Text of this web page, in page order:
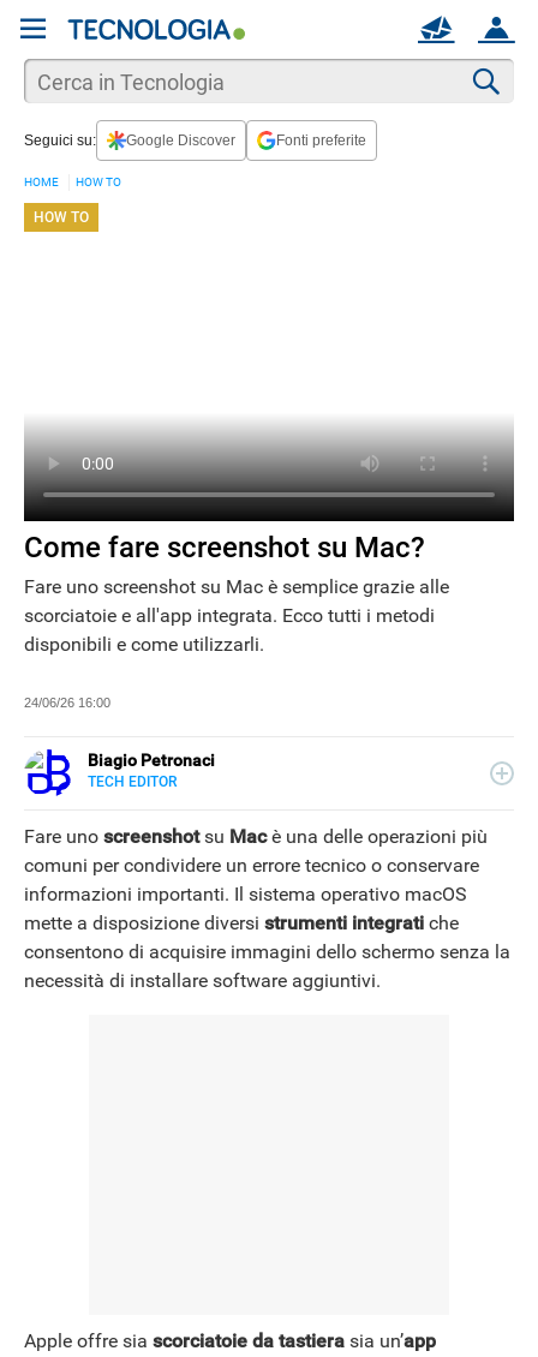
ACCOUNT
MAIL
Seguici su: Google Discover Fonti preferite
HOME HOW TO
HOW TO
Come fare screenshot su Mac?
Fare uno screenshot su Mac è semplice grazie alle
scorciatoie e all'app integrata. Ecco tutti i metodi
disponibili e come utilizzarli.
24/06/26 16:00
Biagio Petronaci
TECH EDITOR
LINKEDIN
trend e impatti socio-culturali.
Fare uno screenshotsu Macè una delle operazioni più
comuni per condividere un errore tecnico o conservare
informazioni importanti. Il sistema operativo macOS
mette a disposizione diversi strumenti integrati che
consentono di acquisire immagini dello schermo senza la
necessità di installare software aggiuntivi.
Apple offre sia scorciatoie da tastiera sia un’app